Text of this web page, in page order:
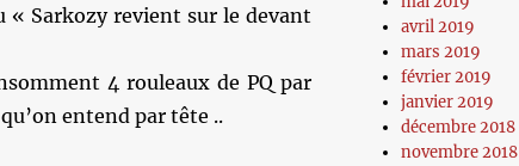
Sarkozy revient sur le devant
4 rouleaux de PQ par
entend par tête ..
avril 2019
mars 2019
février 2019
janvier 2019
décembre 2018
novembre 2018